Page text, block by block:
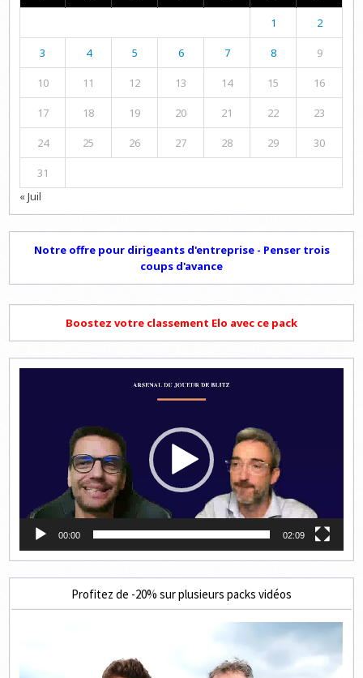
1 2
3 4 5 6 7 8 9
10 11 12 13 14 15 16
17 18 19 20 21 22 23
24 25 26 27 28 29 30
31
« Juil
Notre offre pour dirigeants d'entreprise - Penser trois
coups d'avance
Boostez votre classement Elo avec ce pack
00:00 02:09
Profitez de -20% sur plusieurs packs vidéos